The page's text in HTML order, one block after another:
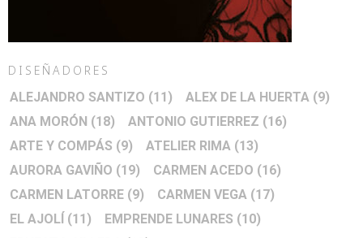
DISEÑADORES
ALEJANDRO SANTIZO (11) ALEX DE LA HUERTA (9)
ANA MORÓN (18) ANTONIO GUTIERREZ (16)
ARTE Y COMPÁS (9) ATELIER RIMA (13)
AURORA GAVIÑO (19) CARMEN ACEDO (16)
CARMEN LATORRE (9) CARMEN VEGA (17)
EL AJOLÍ (11) EMPRENDE LUNARES (10)